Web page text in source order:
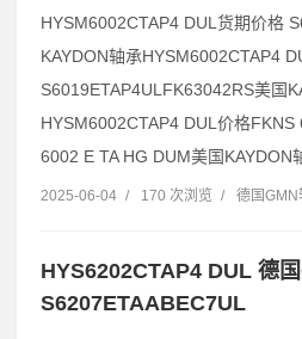
HYSM6002CTAP4 DUL货期价格
KAYDON轴承HYSM6002CTAP4
S6019ETAP4ULFK63042RS美国
HYSM6002CTAP4 DUL价格
6002 E TA HG DUM美国KAYDON
2025-06-04 / 170 次浏览 / 德国GMN
HYS6202CTAP4 DUL 德
S6207ETAABEC7UL